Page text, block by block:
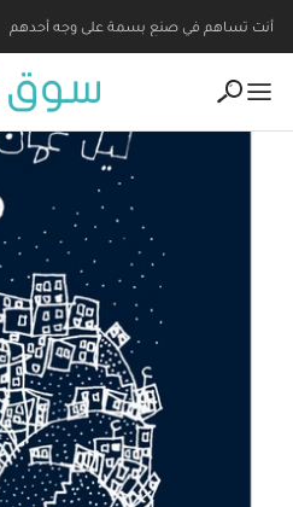
أنت تساهم في صنع بسمة على وجه أحدهم